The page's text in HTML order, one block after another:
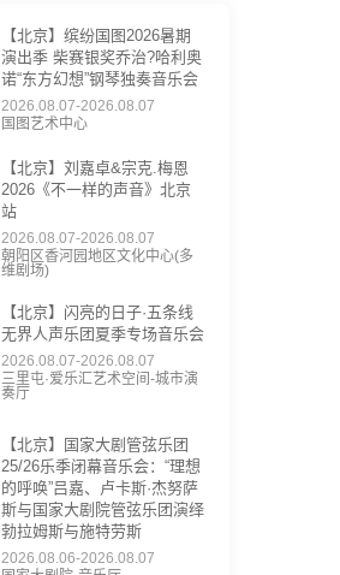
【北京】缤纷国图2026暑期
演出季 柴赛银奖乔治?哈利奥
诺“东方幻想”钢琴独奏音乐会
2026.08.07-2026.08.07
国图艺术中心
【北京】刘嘉卓&宗克.梅恩
2026《不一样的声音》北京
站
2026.08.07-2026.08.07
朝阳区香河园地区文化中心(多
维剧场)
【北京】闪亮的日子·五条线
无界人声乐团夏季专场音乐会
2026.08.07-2026.08.07
三里屯·爱乐汇艺术空间-城市演
奏厅
【北京】国家大剧管弦乐团
25/26乐季闭幕音乐会：“理想
的呼唤”吕嘉、卢卡斯·杰努萨
斯与国家大剧院管弦乐团演绎
勃拉姆斯与施特劳斯
2026.08.06-2026.08.07